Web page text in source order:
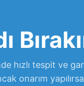
hızlı tespit ve
onarım